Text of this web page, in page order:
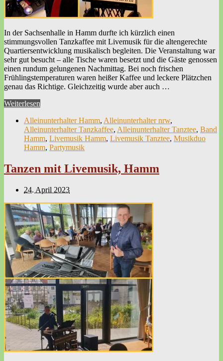
In der Sachsenhalle in Hamm durfte ich kürzlich einen
stimmungsvollen Tanzkaffee mit Livemusik für die altengerechte
Quartiersentwicklung musikalisch begleiten. Die Veranstaltung war
sehr gut besucht – alle Tische waren besetzt und die Gäste genossen
einen rundum gelungenen Nachmittag. Bei noch frischen
Frühlingstemperaturen waren heißer Kaffee und leckere Plätzchen
genau das Richtige. Gleichzeitig wurde aber auch …
Weiterlesen
Alleinunterhalter Hamm, Alleinunterhalter nrw,
Alleinunterhalter Tanzkaffee, Alleinunterhalter Tanztee, Band
Hamm, Livemusik Hamm, Livemusik Tanztee, Musikduo
Hamm, Partymusik
Tanzen mit Livemusik, Hamm
24. April 2023